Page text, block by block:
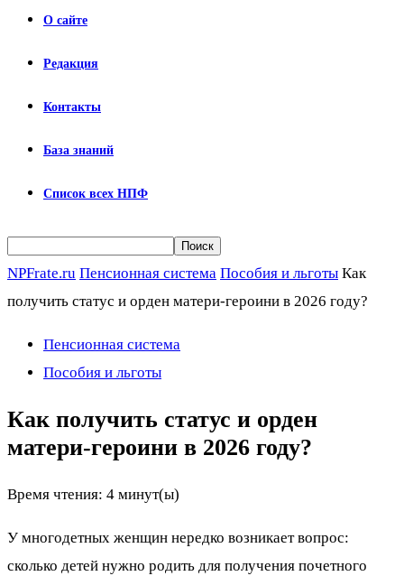
О сайте
Редакция
Контакты
База знаний
Список всех НПФ
NPFrate.ru Пенсионная система Пособия и льготы Как
получить статус и орден матери-героини в 2026 году?
Пенсионная система
Пособия и льготы
Как получить статус и орден
матери-героини в 2026 году?
Время чтения: 4 минут(ы)
У многодетных женщин нередко возникает вопрос:
сколько детей нужно родить для получения почетного